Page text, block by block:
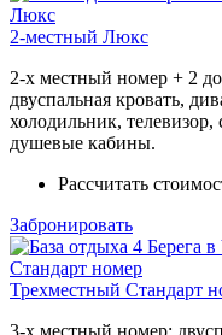
2-местный Люкс
2-х местный номер + 2
двуспальная кровать,
холодильник,
душевые кабины.
Рассчитать
Забронировать
Трехместный Стандарт